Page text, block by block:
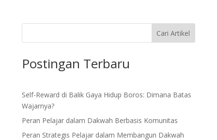
Cari Artikel
Postingan Terbaru
Self-Reward di Balik Gaya Hidup Boros: Dimana Batas
Wajarnya?
Peran Pelajar dalam Dakwah Berbasis Komunitas
Peran Strategis Pelajar dalam Membangun Dakwah